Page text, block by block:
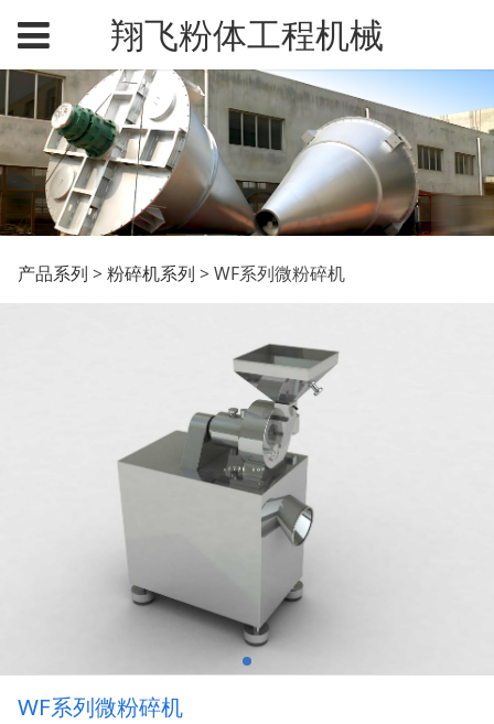
翔飞粉体工程机械
WF系列微粉碎机
产品系列 >粉碎机系列 >WF系列微粉碎机
WF系列微粉碎机